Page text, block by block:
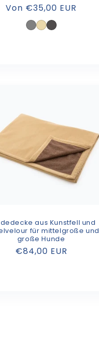
Normaler
Preis
Von €35,00 EUR
GrauBeigeGraphite
aus Kunstfell und
für mittelgroße und
große Hunde
Normaler
€84,00 EUR